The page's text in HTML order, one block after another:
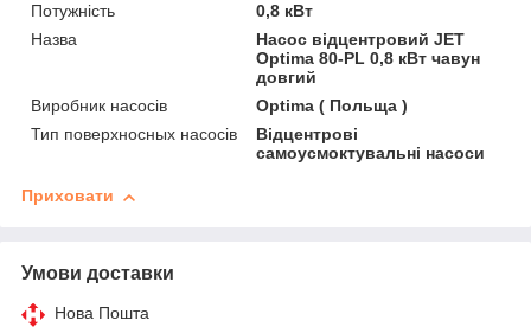
Потужність
0,8 кВт
Назва
Насос відцентровий JET
Optima 80-PL 0,8 кВт чавун
довгий
Виробник насосів
Optima ( Польща )
Тип поверхносных насосів
Відцентрові
самоусмоктувальні насоси
Приховати
Умови доставки
Нова Пошта